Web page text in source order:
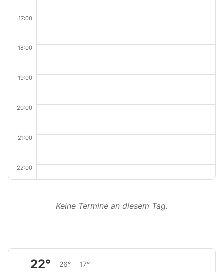
17:00
18:00
19:00
20:00
21:00
22:00
Keine Termine an diesem Tag.
22° 26° 17°